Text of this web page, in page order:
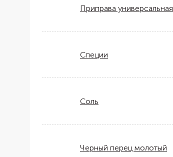
Приправа универсальная
Специи
Соль
Черный перец молотый